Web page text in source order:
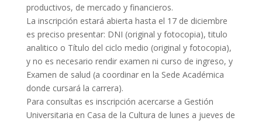
productivos, de mercado y financieros.
La inscripción estará abierta hasta el 17 de diciembre
es preciso presentar: DNI (original y fotocopia), titulo
analitico o Título del ciclo medio (original y fotocopia),
y no es necesario rendir examen ni curso de ingreso, y
Examen de salud (a coordinar en la Sede Académica
donde cursará la carrera).
Para consultas es inscripción acercarse a Gestión
Universitaria en Casa de la Cultura de lunes a jueves de